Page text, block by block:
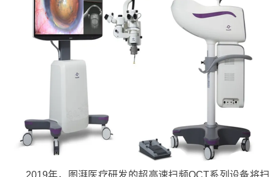
2019年，图湃医疗研发的超高速扫频OCT系列设备将扫